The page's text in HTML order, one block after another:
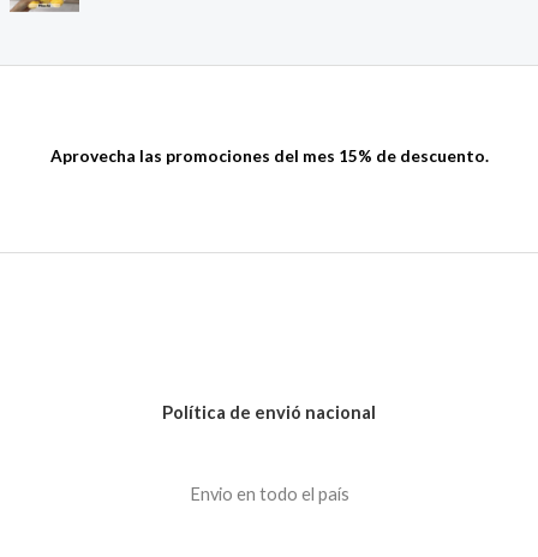
Aprovecha las promociones del mes 15% de descuento.
Política de envió nacional
Envio en todo el país